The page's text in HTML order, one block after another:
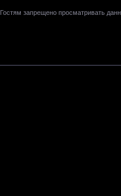
Гостям запрещено просматривать